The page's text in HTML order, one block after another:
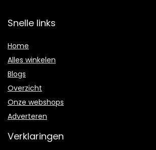
Snelle links
Home
Alles winkelen
Blogs
Overzicht
Onze webshops
Adverteren
Verklaringen